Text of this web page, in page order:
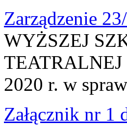
Zarządzenie
WYŻSZEJ
TEATRALNEJ
2020 r. w
Załącznik nr 1